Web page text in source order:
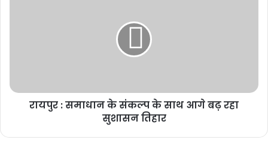
रायपुर : समाधान के संकल्प के साथ आगे बढ़ रहा
सुशासन तिहार